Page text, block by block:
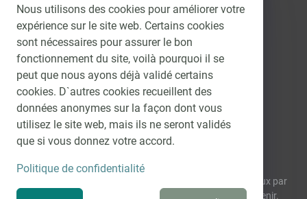
octobre 2023
mai 2023
novembre 2022
avril 2021
février 2021
novembre 2020
octobre 2020
Comment évolueront les taux?
Recevez régulièrement et gratuitement nos prévisions de taux par
e-mail et découvrez comment les intérêts vont évoluer à l’avenir.
Nous utilisons des cookies pour améliorer votre
expérience sur le site web. Certains cookies
sont nécessaires pour assurer le bon
fonctionnement du site, voilà pourquoi il se
peut que nous ayons déjà validé certains
cookies. D`autres cookies recueillent des
données anonymes sur la façon dont vous
utilisez le site web, mais ils ne seront validés
que si vous donnez votre accord.
Politique de confidentialité